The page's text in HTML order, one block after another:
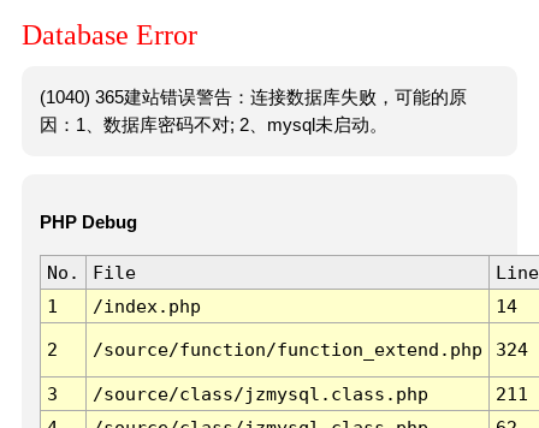
Database Error
(1040) 365建站错误警告：连接数据库失败，可能的原
因：1、数据库密码不对; 2、mysql未启动。
PHP Debug
No. File
Line
1
/index.php 14
2 /source/function/function_extend.php 324
3 /source/class/jzmysql.class.php
211